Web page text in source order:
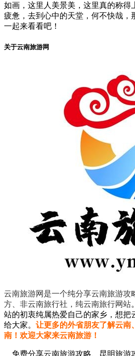
如画，这里人美景美，这里真的称得
疲惫，去到心中的天堂，何不快哉，
一起来看看吧！
关于云南旅游网
云南旅游网是一个纯分享云南旅游攻
方、非云南旅行社，纯云南旅行网站。
站的初衷纯属热爱自己的家乡，想把
给大家。 让更多的外省朋友了解云南
南！欢迎大家来云南旅游！
免费分享云南旅游攻略、昆明旅游